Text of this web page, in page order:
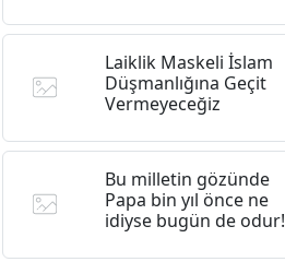
Laiklik Maskeli İslam
Düşmanlığına Geçit
Vermeyeceğiz
Bu milletin gözünde
Papa bin yıl önce ne
idiyse bugün de odur!